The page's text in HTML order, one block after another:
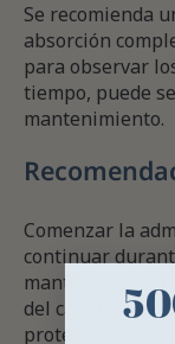
Se recomienda
absorción
para observar
tiempo, puede
mantenimiento.
Comenzar la
continuar
mantener en
del caballo o
protegido de la